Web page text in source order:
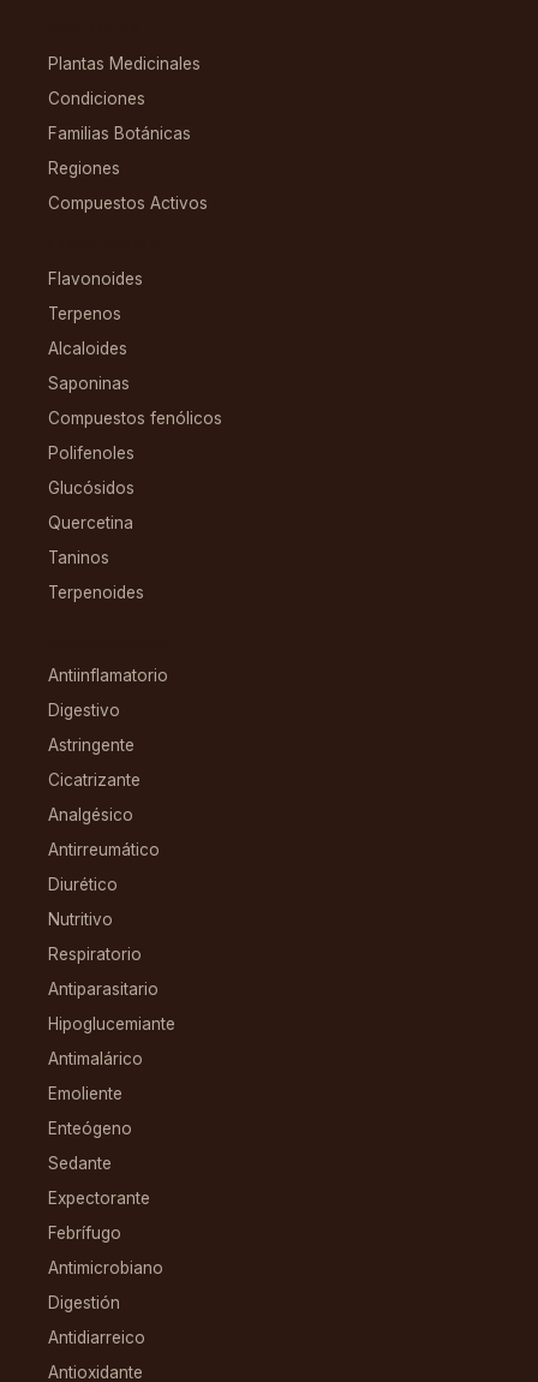
Plantas Medicinales
Condiciones
Familias Botánicas
Regiones
Compuestos Activos
Flavonoides
Terpenos
Alcaloides
Saponinas
Compuestos fenólicos
Polifenoles
Glucósidos
Quercetina
Taninos
Terpenoides
Antiinflamatorio
Digestivo
Astringente
Cicatrizante
Analgésico
Antirreumático
Diurético
Nutritivo
Respiratorio
Antiparasitario
Hipoglucemiante
Antimalárico
Emoliente
Enteógeno
Sedante
Expectorante
Febrífugo
Antimicrobiano
Digestión
Antidiarreico
Antioxidante